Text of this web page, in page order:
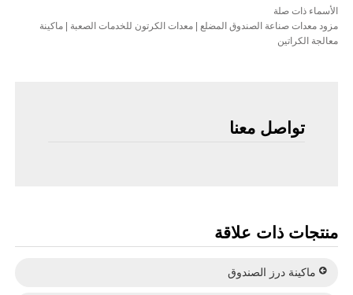
الأسماء ذات صلة
مزود معدات صناعة الصندوق المضلع | معدات الكرتون للخدمات الصعبة | ماكينة
معالجة الكراتين
تواصل معنا
منتجات ذات علاقة
ماكينة درز الصندوق